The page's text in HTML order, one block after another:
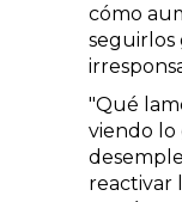
cómo
seguirlos
"Qué
viendo lo
reactivar